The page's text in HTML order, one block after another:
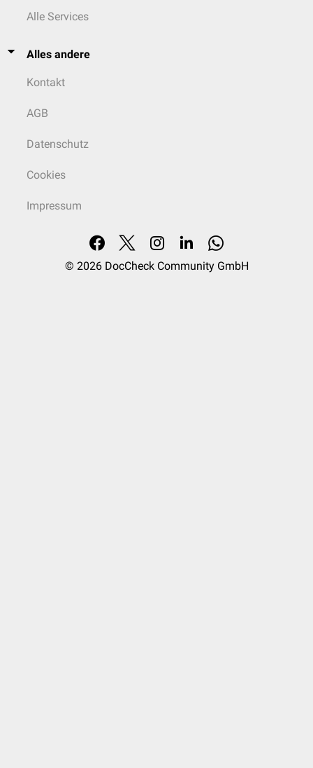
Alle Services
Alles andere
Kontakt
AGB
Datenschutz
Cookies
Impressum
© 2026 DocCheck Community GmbH